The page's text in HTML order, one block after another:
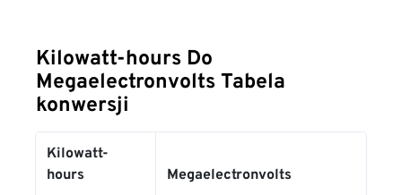
Kilowatt-hours Do
Megaelectronvolts Tabela
konwersji
Kilowatt-
hours
Megaelectronvolts